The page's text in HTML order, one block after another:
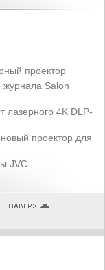
проектор
журнала Salon
лазерного 4K DLP-
проектор для
JVC